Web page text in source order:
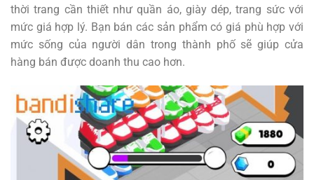
thời trang cần thiết như quần áo, giày dép, trang sức với
mức giá hợp lý. Bạn bán các sản phẩm có giá phù hợp với
mức sống của người dân trong thành phố sẽ giúp cửa
hàng bán được doanh thu cao hơn.